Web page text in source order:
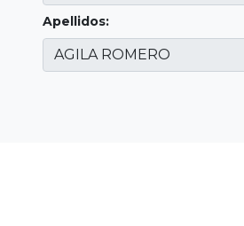
Apellidos: